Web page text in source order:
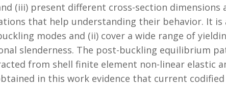
(iii) present different cross-section dimensions
that help understanding their behavior. It is
modes and (ii) cover a wide range of
slenderness. The post-buckling equilibrium
from shell finite element non-linear elastic
in this work evidence that current